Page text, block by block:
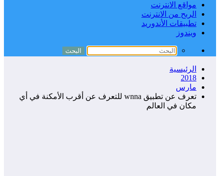
مواقع الانترنت
الربح من الانترنت
تطبيقات الأندوريد
ويندوز
الرئيسية
2018
مارس
تعرف عن تطبيق wnna للتعرف عن أقرب الأمكنة في أي
مكان في العالم